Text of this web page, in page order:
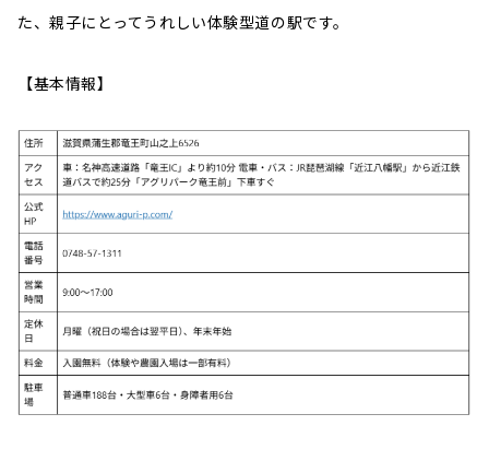
た、親子にとってうれしい体験型道の駅です。
【基本情報】